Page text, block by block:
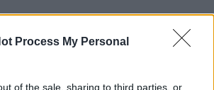
Process My Personal
of the sale, sharing to third parties, or